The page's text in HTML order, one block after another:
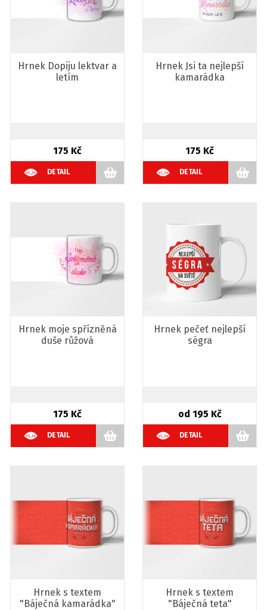
Hrnek Dopiju lektvar a
letím
175 Kč
DETAIL
Hrnek Jsi ta nejlepší
kamarádka
175 Kč
DETAIL
Hrnek moje spřízněná
duše růžová
175 Kč
DETAIL
Hrnek pečeť nejlepší
ségra
od 195 Kč
DETAIL
Hrnek s textem
"Báječná kamarádka"
Hrnek s textem
"Báječná teta"